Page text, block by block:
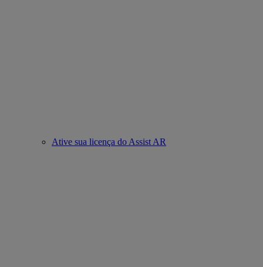
Ative sua licença do Assist AR